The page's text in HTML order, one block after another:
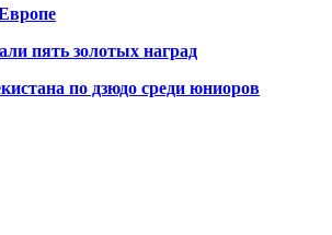
пять золотых наград
по дзюдо среди юниоров